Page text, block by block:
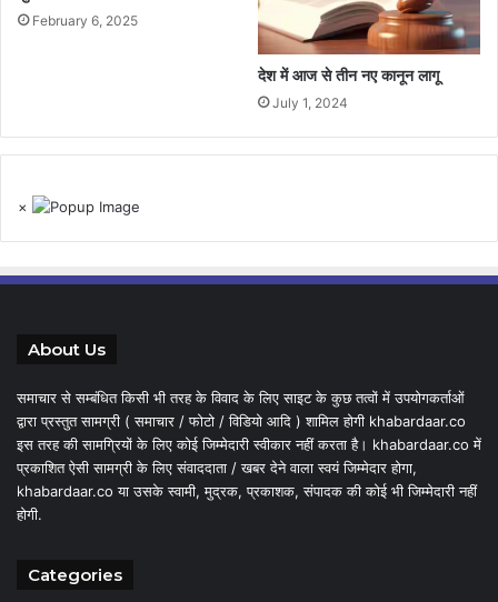
February 6, 2025
देश में आज से तीन नए कानून लागू
July 1, 2024
×
About Us
समाचार से सम्बंधित किसी भी तरह के विवाद के लिए साइट के कुछ तत्वों में उपयोगकर्ताओं
द्वारा प्रस्तुत सामग्री ( समाचार / फोटो / विडियो आदि ) शामिल होगी khabardaar.co
इस तरह की सामग्रियों के लिए कोई जिम्मेदारी स्वीकार नहीं करता है। khabardaar.co में
प्रकाशित ऐसी सामग्री के लिए संवाददाता / खबर देने वाला स्वयं जिम्मेदार होगा,
khabardaar.co या उसके स्वामी, मुद्रक, प्रकाशक, संपादक की कोई भी जिम्मेदारी नहीं
होगी.
Categories